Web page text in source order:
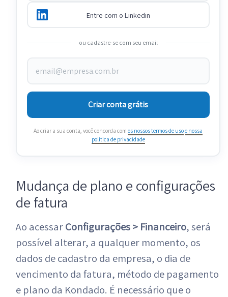
Entre com o Linkedin
ou cadastre-se com seu email
Criar conta grátis
Ao criar a sua conta, você concorda com os nossos termos de usoe nossa
política de privacidade
Mudança de plano e configurações
de fatura
Ao acessarConfigurações > Financeiro, será
possível alterar, a qualquer momento, os
dados de cadastro da empresa, o dia de
vencimento da fatura, método de pagamento
e plano da Kondado. É necessário que o